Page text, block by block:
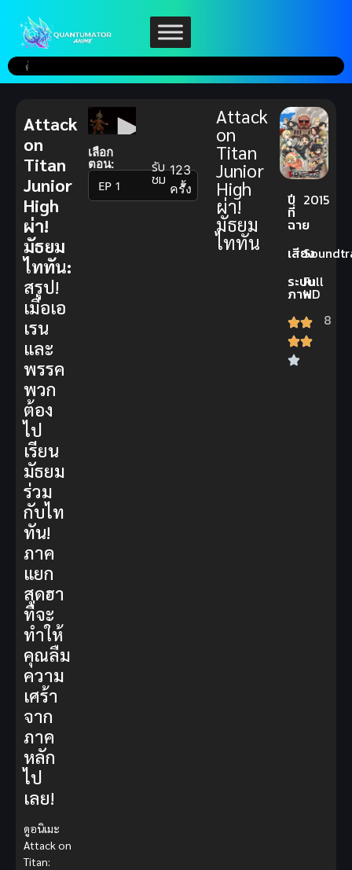
เลือก
ตอน:
▼
รับ
ชม 123
ครั้ง
Attack
on
Titan
Junior
High
ผ่า!
มัธยม
ไททัน
ปี
ที่
ฉาย
2015
เสียง
ระบบ
ภาพ
Full
HD
8
Attack
on
Titan
Junior
High
ผ่า!
มัธยม
ไททัน:
สรุป!
เมื่อเอ
เรน
และ
พรรค
พวก
ต้อง
ไป
เรียน
มัธยม
ร่วม
กับไท
ทัน!
ภาค
แยก
สุดฮา
ที่จะ
ทำให้
คุณลืม
ความ
เศร้า
จาก
ภาค
หลัก
ไป
เลย!
ดูอนิเมะ
Attack on
Titan: